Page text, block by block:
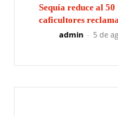
Sequía reduce al
caficultores
admin - 5 de